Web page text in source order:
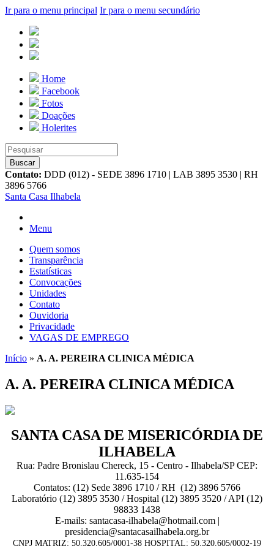
Ir para o menu principal Ir para o menu secundário
Home
Facebook
Fotos
Doações
Holerites
Contato: DDD (012) - SEDE 3896 1710 | LAB 3895 3530 | RH
3896 5766
Santa Casa Ilhabela
Menu
Quem somos
Transparência
Estatísticas
Convocações
Unidades
Contato
Ouvidoria
Privacidade
VAGAS DE EMPREGO
Início » A. A. PEREIRA CLINICA MÉDICA
A. A. PEREIRA CLINICA MÉDICA
SANTA CASA DE MISERICÓRDIA DE
ILHABELA
Rua: Padre Bronislau Chereck, 15 - Centro - Ilhabela/SP CEP:
11.635-154
Contatos: (12) Sede 3896 1710 / RH (12) 3896 5766
Laboratório (12) 3895 3530 / Hospital (12) 3895 3520 / API (12)
98833 1438
E-mails: santacasa-ilhabela@hotmail.com |
presidencia@santacasailhabela.org.br
CNPJ MATRIZ: 50.320.605/0001-38 HOSPITAL: 50.320.605/0002-19